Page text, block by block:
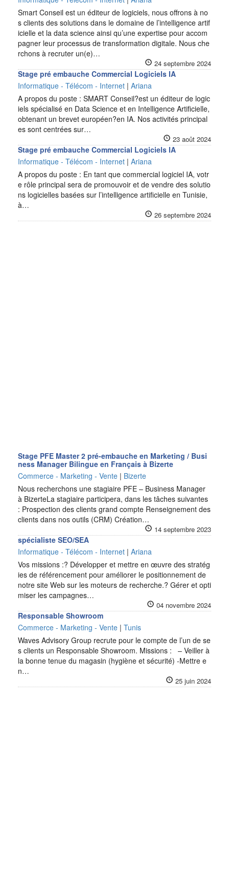
Smart Conseil est un éditeur de logiciels, nous offrons à no
s clients des solutions dans le domaine de l’intelligence artif
icielle et la data science ainsi qu’une expertise pour accom
pagner leur processus de transformation digitale. Nous che
rchons à recruter un(e)…
24 septembre 2024
Stage pré embauche Commercial Logiciels IA
Informatique - Télécom - Internet | Ariana
A propos du poste : SMART Conseil?est un éditeur de logic
iels spécialisé en Data Science et en Intelligence Artificielle,
obtenant un brevet européen?en IA. Nos activités principal
es sont centrées sur…
23 août 2024
Stage pré embauche Commercial Logiciels IA
Informatique - Télécom - Internet | Ariana
A propos du poste : En tant que commercial logiciel IA, votr
e rôle principal sera de promouvoir et de vendre des solutio
ns logicielles basées sur l’intelligence artificielle en Tunisie,
à…
26 septembre 2024
Stage PFE Master 2 pré-embauche en Marketing / Busi
ness Manager Bilingue en Français à Bizerte
Commerce - Marketing - Vente | Bizerte
Nous recherchons une stagiaire PFE – Business Manager
à BizerteLa stagiaire participera, dans les tâches suivantes
: Prospection des clients grand compte Renseignement des
clients dans nos outils (CRM) Création…
14 septembre 2023
spécialiste SEO/SEA
Informatique - Télécom - Internet | Ariana
Vos missions :? Développer et mettre en œuvre des stratég
ies de référencement pour améliorer le positionnement de
notre site Web sur les moteurs de recherche.? Gérer et opti
miser les campagnes…
04 novembre 2024
Responsable Showroom
Commerce - Marketing - Vente | Tunis
Waves Advisory Group recrute pour le compte de l’un de se
s clients un Responsable Showroom. Missions : – Veiller à
la bonne tenue du magasin (hygiène et sécurité) -Mettre e
n…
25 juin 2024